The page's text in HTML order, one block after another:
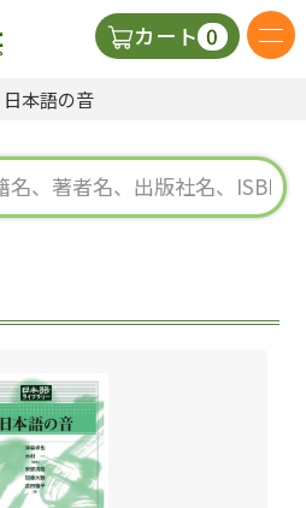
カート 0
日本語の教科書
視聴覚・補助教材
日本語の音